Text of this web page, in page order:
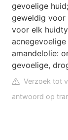
gevoelige
geweldig voor
voor elk
amandelolie:
gevoelige,
Verzoek tot
antwoord op